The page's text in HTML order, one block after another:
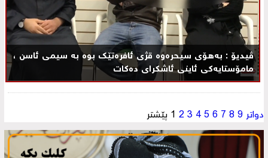
ڤیدیۆ : بەهۆی سیحرەوە قژی ئافرەتێك بوە به‌ سیمی ئاسن ،
مامۆستایه‌كی ئاینی ئاشكرای ده‌كات
دواتر 1 2 3 4 5 6 7 8 9 پێشتر